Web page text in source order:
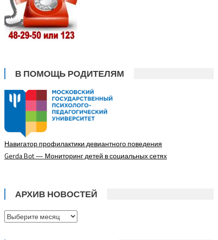
В ПОМОЩЬ РОДИТЕЛЯМ
Навигатор профилактики девиантного поведения
Gerda Bot — Мониторинг детей в социальных сетях
АРХИВ НОВОСТЕЙ
Архив